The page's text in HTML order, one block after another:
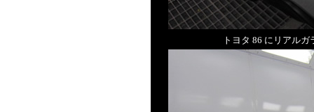
トヨタ 86 にリアル